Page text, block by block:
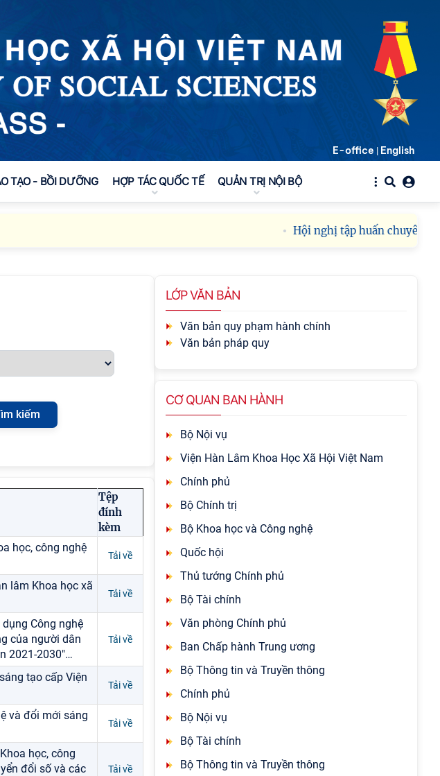
E-office | English
TẠO - BỒI DƯỠNG HỢP TÁC QUỐC TẾ QUẢN TRỊ NỘI BỘ
Hội nghị tập huấn chuyên
Tệp
đính
kèm
học, công nghệ
Tải về
lâm Khoa học xã
Tải về
Công nghệ
của người dân
2021-2030"…
Tải về
tạo cấp Viện
Tải về
và đổi mới sáng
Tải về
học, công
đổi số và các
Tải về
LỚP VĂN BẢN
Văn bản quy phạm hành chính
Văn bản pháp quy
CƠ QUAN BAN HÀNH
Bộ Nội vụ
Viện Hàn Lâm Khoa Học Xã Hội Việt Nam
Chính phủ
Bộ Chính trị
Bộ Khoa học và Công nghệ
Quốc hội
Thủ tướng Chính phủ
Bộ Tài chính
Văn phòng Chính phủ
Ban Chấp hành Trung ương
Bộ Thông tin và Truyền thông
Chính phủ
Bộ Nội vụ
Bộ Tài chính
Bộ Thông tin và Truyền thông